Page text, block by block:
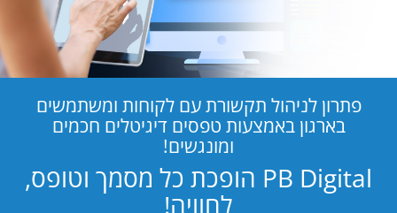
פתרון לניהול תקשורת עם לקוחות ומשתמשים
בארגון באמצעות טפסים דיגיטלים חכמים
ומונגשים!
PB Digital הופכת כל מסמך וטופס,
לחוויה!